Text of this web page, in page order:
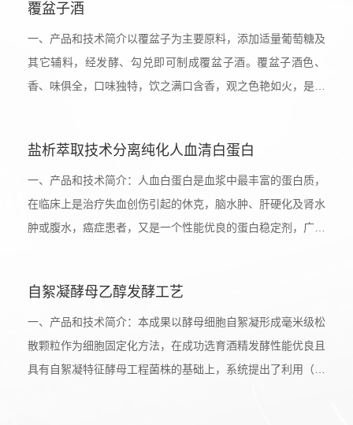
覆盆子酒
一、产品和技术简介以覆盆子为主要原料，添加适量葡萄糖及
其它辅料，经发酵、勾兑即可制成覆盆子酒。覆盆子酒色、
香、味俱全，口味独特，饮之满口含香，观之色艳如火，是果
覆盆子是一种生长在山野中的树莓，果实香味宜人，口感独
特，有“黄金水果”的美誉和价值。覆盆子甘酸微温，性禀中
和，归肝、肾经，具收敛...
盐析萃取技术分离纯化人血清白蛋白
一、产品和技术简介：人血白蛋白是血浆中最丰富的蛋白质，
在临床上是治疗失血创伤引起的休克，脑水肿、肝硬化及肾水
肿或腹水，癌症患者，又是一个性能优良的蛋白稳定剂，广泛
白蛋白主要从人的血液中提取，但血液的供给量有限，同时血
液中存在的病毒等有害成分污染易造成潜在的危害。未来的发
展方向为采用重组酵母...
自絮凝酵母乙醇发酵工艺
一、产品和技术简介：本成果以酵母细胞自絮凝形成毫米级松
散颗粒作为细胞固定化方法，在成功选育酒精发酵性能优良且
具有自絮凝特征酵母工程菌株的基础上，系统提出了利用（酵